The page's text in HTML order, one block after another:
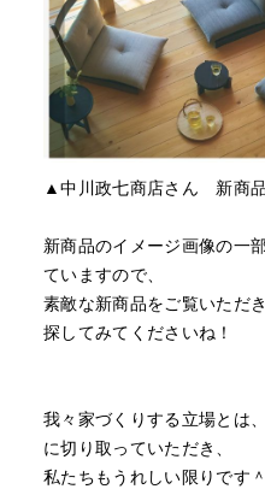
▲中川政七商店さん 新商
新商品のイメージ画像の一
ていますので、
素敵な新商品をご覧いただ
探してみてくださいね！
我々家づくりする立場とは
に切り取っていただき、
私たちもうれしい限りです